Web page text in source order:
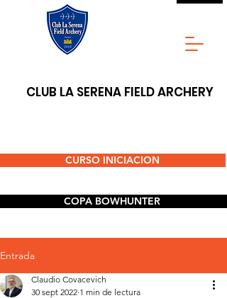
CLUB LA SERENA FIELD ARCHERY
CURSO INICIACION
COPA BOWHUNTER
Entrada
Claudio Covacevich
30 sept 2022 1 min de lectura